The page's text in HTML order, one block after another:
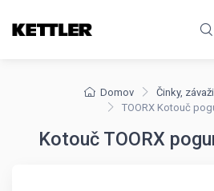
Domov Činky,
TOORX Kotouč
Kotouč TOORX